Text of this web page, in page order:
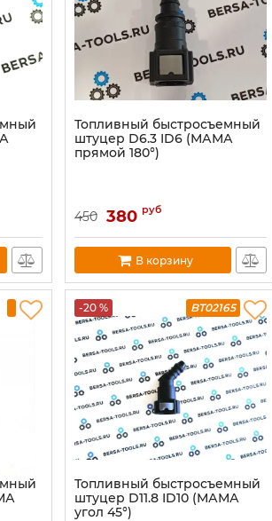
Топливный быстросъемный
штуцер D6.3 ID6 (МАМА
прямой 180°)
450 380 руб
В корзину
-20 % BT02165
Топливный быстросъемный
штуцер D11.8 ID10 (МАМА
угол 45°)